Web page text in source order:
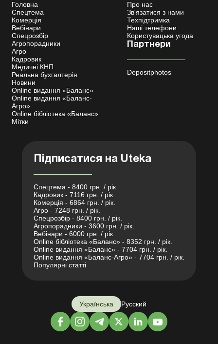
Головна
Спецтема
Комерція
Вебінари
Спецрозбір
Агропорадники
Агро
Кадровик
Медичні КНП
Реальна бухгалтерія
Новини
Online видання «Баланс»
Online видання «Баланс-
Агро»
Online бібліотека «Баланс»
Мітки
Про нас
Зв'язатися з нами
Техпідтримка
Наші телефони
Користувацька угода
Партнери
Depositphotos
Підписатися на Uteka
Спецтема - 8400 грн. / рік.
Кадровик - 7116 грн. / рік.
Комерція - 6864 грн. / рік.
Агро - 7248 грн. / рік.
Спецрозбір - 8400 грн. / рік.
Агропорадники - 3600 грн. / рік.
Вебінари - 6000 грн. / рік.
Online бібліотека «Баланс» - 8352 грн. / рік.
Online видання «Баланс» - 7704 грн. / рік.
Online видання «Баланс-Агро» - 7704 грн. / рік.
Популярні статті
Українська Русский